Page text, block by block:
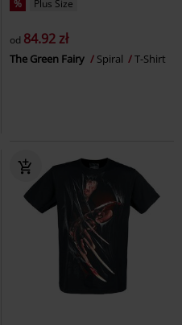
% Plus Size
od 84.92 zł
The Green Fairy Spiral T-Shirt